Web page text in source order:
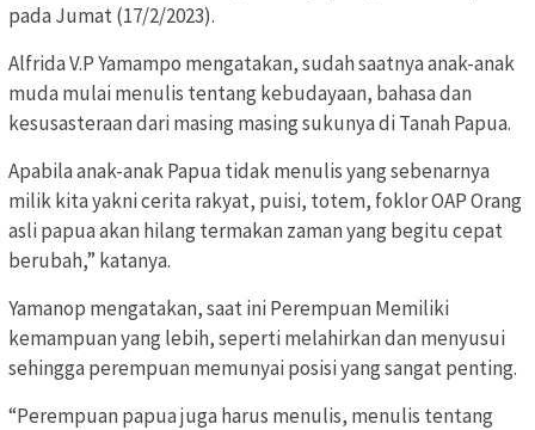
pada Jumat (17/2/2023).
Alfrida V.P Yamampo mengatakan, sudah saatnya anak-anak
muda mulai menulis tentang kebudayaan, bahasa dan
kesusasteraan dari masing masing sukunya di Tanah Papua.
Apabila anak-anak Papua tidak menulis yang sebenarnya
milik kita yakni cerita rakyat, puisi, totem, foklor OAP Orang
asli papua akan hilang termakan zaman yang begitu cepat
berubah,” katanya.
Yamanop mengatakan, saat ini Perempuan Memiliki
kemampuan yang lebih, seperti melahirkan dan menyusui
sehingga perempuan memunyai posisi yang sangat penting.
“Perempuan papua juga harus menulis, menulis tentang